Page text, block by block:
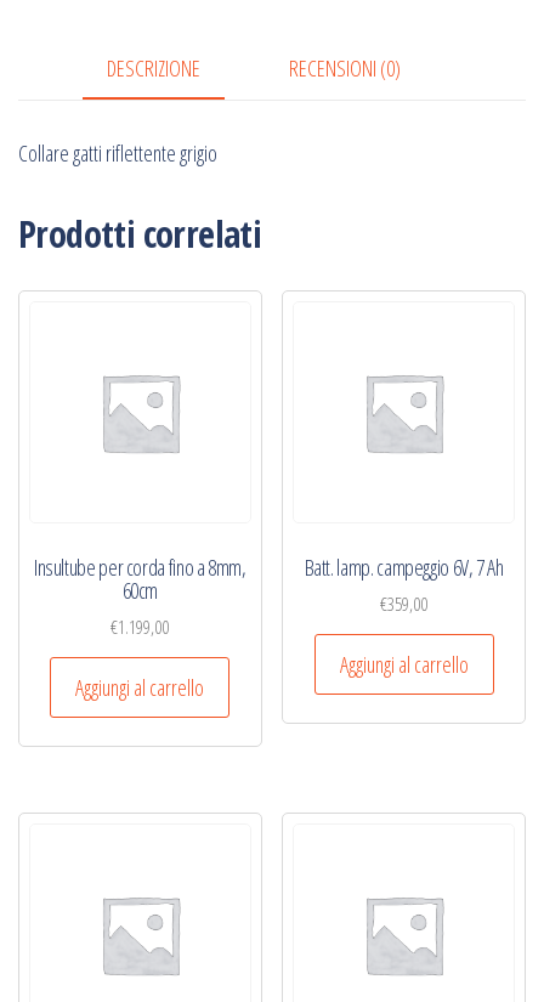
DESCRIZIONE RECENSIONI (0)
Collare gatti riflettente grigio
Prodotti correlati
Insultube per corda fino a 8mm,
60cm
€1.199,00
Aggiungi al carrello
Batt. lamp. campeggio 6V, 7 Ah
€359,00
Aggiungi al carrello